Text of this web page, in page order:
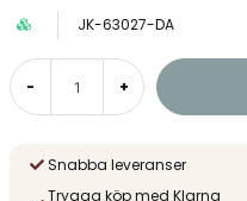
JK-63027-DA
- +
Snabba leveranser
Trygga köp med Klarna